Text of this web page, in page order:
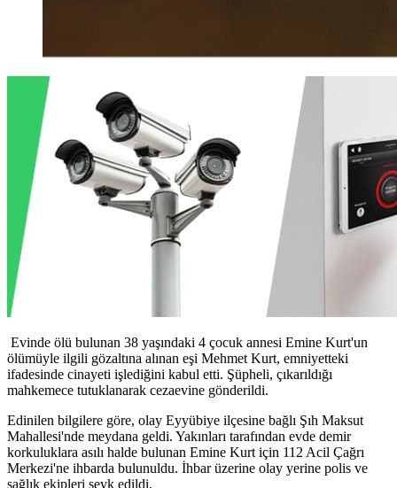
Evinde ölü bulunan 38 yaşındaki 4 çocuk annesi Emine Kurt'un
ölümüyle ilgili gözaltına alınan eşi Mehmet Kurt, emniyetteki
ifadesinde cinayeti işlediğini kabul etti. Şüpheli, çıkarıldığı
mahkemece tutuklanarak cezaevine gönderildi.
Edinilen bilgilere göre, olay Eyyübiye ilçesine bağlı Şıh Maksut
Mahallesi'nde meydana geldi. Yakınları tarafından evde demir
korkuluklara asılı halde bulunan Emine Kurt için 112 Acil Çağrı
Merkezi'ne ihbarda bulunuldu. İhbar üzerine olay yerine polis ve
sağlık ekipleri sevk edildi.